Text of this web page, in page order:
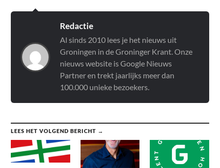
Redactie
Al sinds 2010 lees je het nieuws uit
Groningen in de Groninger Krant. Onze
nieuws website is Google Nieuws
Partner en trekt jaarlijks meer dan
100.000 unieke bezoekers.
LEES HET VOLGEND BERICHT →